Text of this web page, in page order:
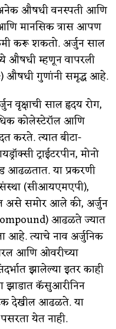
औषधी वनस्पती आणि
मानसिक त्रास आपण
करू शकतो. अर्जुन साल
औषधी म्हणून वापरली
औषधी गुणांनी समृद्ध आहे.
वृक्षाची साल हृदय रोग,
कोलेस्टेरॉल आणि
करते. त्यात बीटा-
ट्राईटरपीन, मोनो
आढळतात. या प्रकरणी
(सीआयएमएपी),
असे समोर आले की, अर्जुन
आढळते ज्यात
आहे. त्याचे नाव अर्जुनिक
आणि ओवरीच्या
झालेल्या इतर काही
झाडात कॅसुआरीनिन
देखील आढळते. या
येत नाही.